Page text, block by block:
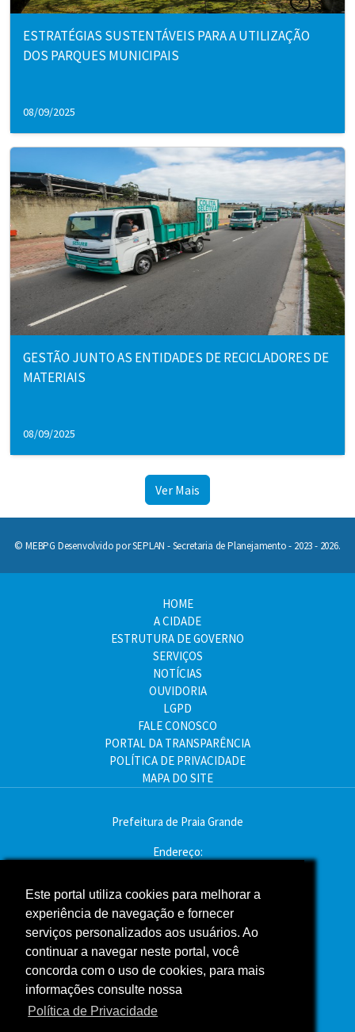
Este portal utiliza cookies para melhorar a
experiência de navegação e fornecer
serviços personalizados aos usuários. Ao
continuar a navegar neste portal, você
concorda com o uso de cookies, para mais
informações consulte nossa
Política de Privacidade
ESTRATÉGIAS SUSTENTÁVEIS PARA A UTILIZAÇÃO
DOS PARQUES MUNICIPAIS
08/09/2025
GESTÃO JUNTO AS ENTIDADES DE RECICLADORES DE
MATERIAIS
08/09/2025
Ver Mais
© MEBPG Desenvolvido por SEPLAN - Secretaria de Planejamento - 2023 - 2026.
HOME
A CIDADE
ESTRUTURA DE GOVERNO
SERVIÇOS
NOTÍCIAS
OUVIDORIA
LGPD
FALE CONOSCO
PORTAL DA TRANSPARÊNCIA
POLÍTICA DE PRIVACIDADE
MAPA DO SITE
Prefeitura de Praia Grande
Endereço:
CEP: 11704-900
Telefone:(13) 3496-2000
Atendimento: segunda a sexta - das 9h às 16h
Assessoria de Imprensa
ACOMPANHE A PREFEITURA NAS REDES SOCIAIS